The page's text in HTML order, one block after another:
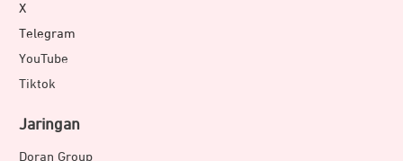
X
Telegram
YouTube
Tiktok
Jaringan
Doran Group